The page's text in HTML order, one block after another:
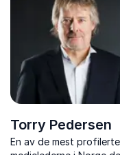
Torry Pedersen
En av de mest profilerte